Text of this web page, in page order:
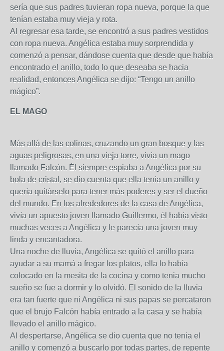
sería que sus padres tuvieran ropa nueva, porque la que
tenían estaba muy vieja y rota.
Al regresar esa tarde, se encontró a sus padres vestidos
con ropa nueva. Angélica estaba muy sorprendida y
comenzó a pensar, dándose cuenta que desde que había
encontrado el anillo, todo lo que deseaba se hacia
realidad, entonces Angélica se dijo: “Tengo un anillo
mágico”.
EL MAGO
Más allá de las colinas, cruzando un gran bosque y las
aguas peligrosas, en una vieja torre, vivía un mago
llamado Falcón. Él siempre espiaba a Angélica por su
bola de cristal, se dio cuenta que ella tenía un anillo y
quería quitárselo para tener más poderes y ser el dueño
del mundo. En los alrededores de la casa de Angélica,
vivía un apuesto joven llamado Guillermo, él había visto
muchas veces a Angélica y le parecía una joven muy
linda y encantadora.
Una noche de lluvia, Angélica se quitó el anillo para
ayudar a su mamá a fregar los platos, ella lo había
colocado en la mesita de la cocina y como tenia mucho
sueño se fue a dormir y lo olvidó. El sonido de la lluvia
era tan fuerte que ni Angélica ni sus papas se percataron
que el brujo Falcón había entrado a la casa y se había
llevado el anillo mágico.
Al despertarse, Angélica se dio cuenta que no tenia el
anillo y comenzó a buscarlo por todas partes, de repente